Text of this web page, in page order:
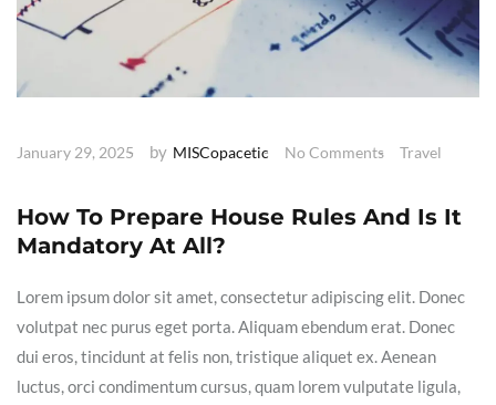
January 29, 2025 by MISCopacetic No Comments Travel
How To Prepare House Rules And Is It
Mandatory At All?
Lorem ipsum dolor sit amet, consectetur adipiscing elit. Donec
volutpat nec purus eget porta. Aliquam ebendum erat. Donec
dui eros, tincidunt at felis non, tristique aliquet ex. Aenean
luctus, orci condimentum cursus, quam lorem vulputate ligula,